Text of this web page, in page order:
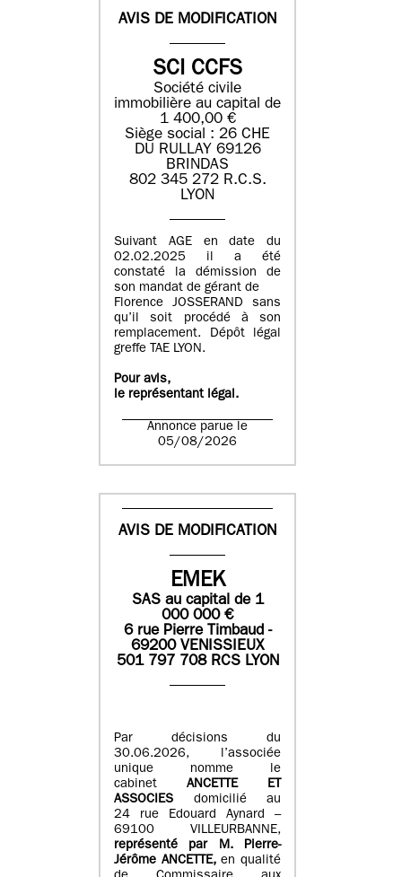
AVIS DE MODIFICATION
SCI CCFS
Société civile
immobilière au capital de
1 400,00 €
Siège social : 26 CHE
DU RULLAY 69126
BRINDAS
802 345 272 R.C.S.
LYON
Suivant AGE en date du
02.02.2025 il a été
constaté la démission de
son mandat de gérant de
Florence JOSSERAND sans
qu’il soit procédé à son
remplacement. Dépôt légal
greffe TAE LYON.
Pour avis,
le représentant légal.
Annonce parue le
05/08/2026
AVIS DE MODIFICATION
EMEK
SASau capital de 1
000 000€
6 rue Pierre Timbaud -
69200 VENISSIEUX
501 797 708 RCS LYON
Par décisions du
30.06.2026, l’associée
unique nomme le
cabinet ANCETTE ET
ASSOCIES
domicilié au
24 rue Edouard Aynard –
69100 VILLEURBANNE,
représenté par M.Pierre-
Jérôme ANCETTE, en qualité